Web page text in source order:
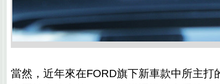
當然，近年來在FORD旗下新車款中所主打